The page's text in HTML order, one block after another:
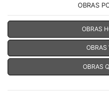
OBRAS
OBRAS
OBRAS
OBRAS